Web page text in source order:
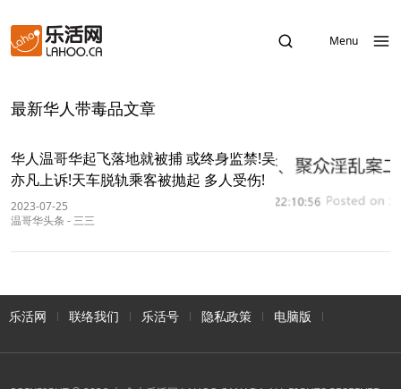
Menu
最新华人带毒品文章
华人温哥华起飞落地就被捕 或终身监禁!吴
亦凡上诉!天车脱轨乘客被抛起 多人受伤!
2023-07-25
温哥华头条 - 三三
乐活网 联络我们 乐活号 隐私政策 电脑版